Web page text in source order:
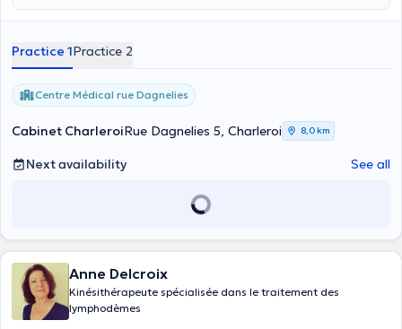
Preparation for childbirth, postpartum, hypopressive gymnastics,
specific and clinical sexology. She is also trained in VODDER Manual
Lymphatic Drainage and post breast cancer treatments. In her
office or at Espace 84, the health, physical and mental well-being of
patients are her main concerns.
Practice 1Practice 2
Centre Médical rue Dagnelies
Cabinet CharleroiRue Dagnelies 5, Charleroi 8,0 km
Next availability See all
Anne Delcroix
Kinésithérapeute spécialisée dans le traitement des
lymphodèmes